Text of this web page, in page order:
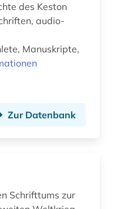
des Keston
audio-
Manuskripte,
Zur Datenbank
Schrifttums zur